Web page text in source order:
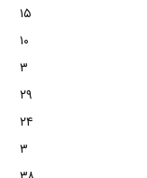
۱۵
۱۰
۳
۲۹
۲۴
۳